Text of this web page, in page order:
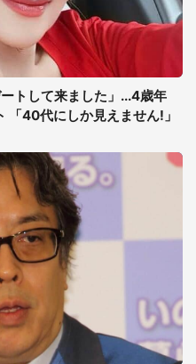
トして来ました」...4歳年
「40代にしか見えません!」